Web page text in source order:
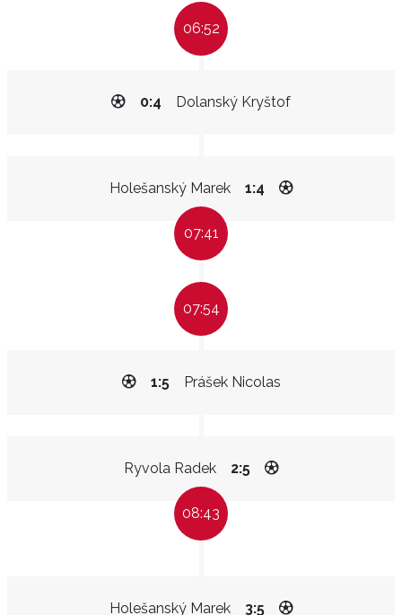
06:52
Dolanský Kryštof
0:4
Holešanský Marek 1:4
07:41
07:54
Prášek Nicolas
1:5
Ryvola Radek 2:5
08:43
Holešanský Marek 3:5